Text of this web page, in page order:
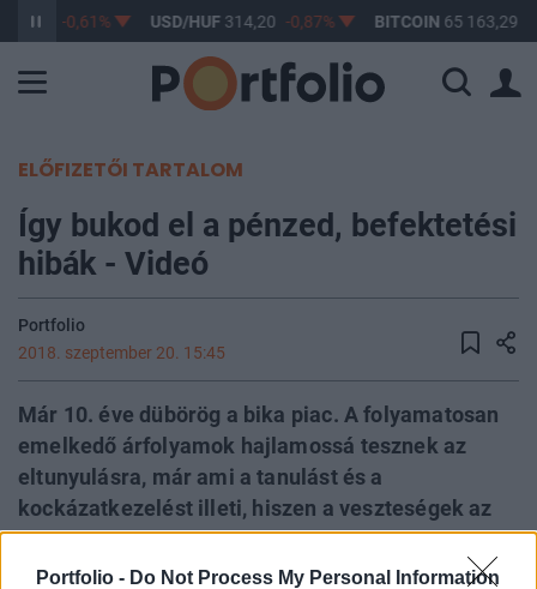
Portfolio - Do Not Process My Personal Information
-0,61% USD/HUF314,20 -0,87% BITCOIN 65 163,29
ELŐFIZETŐI TARTALOM
Így bukod el a pénzed, befektetési
hibák - Videó
Portfolio
2018. szeptember 20. 15:45
Már 10. éve dübörög a bika piac. A folyamatosan
emelkedő árfolyamok hajlamossá tesznek az
eltunyulásra, már ami a tanulást és a
kockázatkezelést illeti, hiszen a veszteségek az
elmúlt években jellemzően hónapokon belül
begyógyultak. A tőzsdén azonban két dolog biztos,